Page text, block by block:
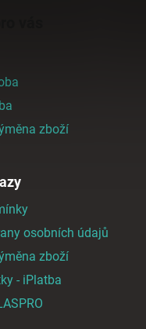
zboží
osobních údajů
zboží
- iPlatba